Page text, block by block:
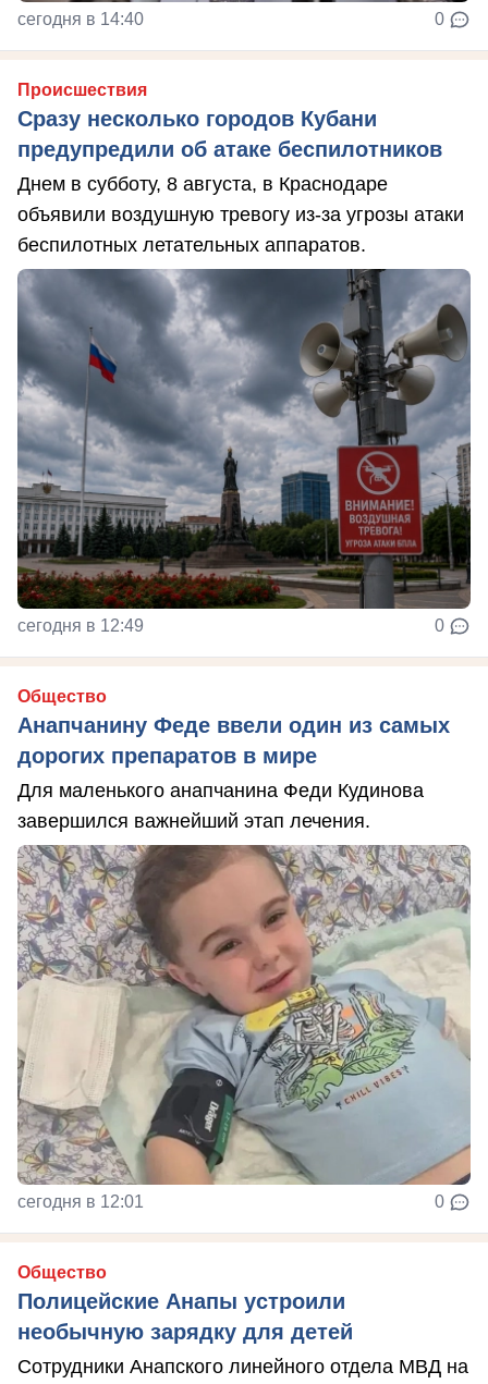
сегодня в 14:40 0
Происшествия
Сразу несколько городов Кубани
предупредили об атаке беспилотников
Днем в субботу, 8 августа, в Краснодаре
объявили воздушную тревогу из-за угрозы атаки
беспилотных летательных аппаратов.
сегодня в 12:49 0
Общество
Анапчанину Феде ввели один из самых
дорогих препаратов в мире
Для маленького анапчанина Феди Кудинова
завершился важнейший этап лечения.
сегодня в 12:01 0
Общество
Полицейские Анапы устроили
необычную зарядку для детей
Сотрудники Анапского линейного отдела МВД на